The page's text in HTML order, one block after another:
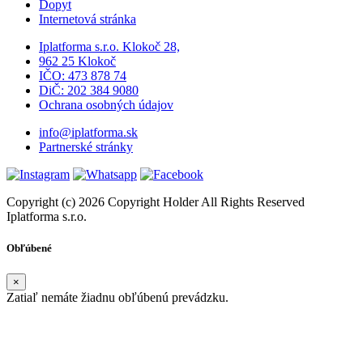
Dopyt
Internetová stránka
Iplatforma s.r.o. Klokoč 28,
962 25 Klokoč
IČO: 473 878 74
DiČ: 202 384 9080
Ochrana osobných údajov
info@iplatforma.sk
Partnerské stránky
Copyright (c) 2026 Copyright Holder All Rights Reserved
Iplatforma s.r.o.
Obľúbené
×
Zatiaľ nemáte žiadnu obľúbenú prevádzku.